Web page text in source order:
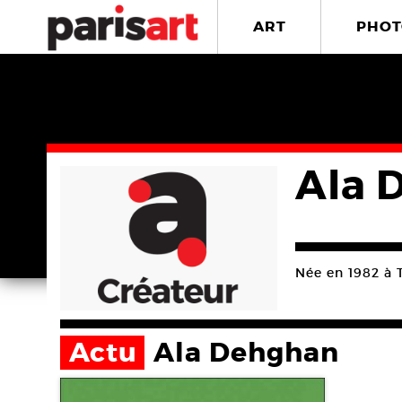
ART
Ala
Née en 1982 à
Actu Ala Dehghan